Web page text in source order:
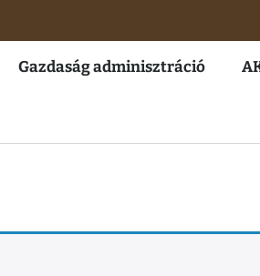
Gazdaság adminisztráció